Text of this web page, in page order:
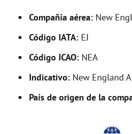
d
o
Compañía aérea: New
Código IATA: EJ
Código ICAO: NEA
Indicativo: New England
País de origen de la